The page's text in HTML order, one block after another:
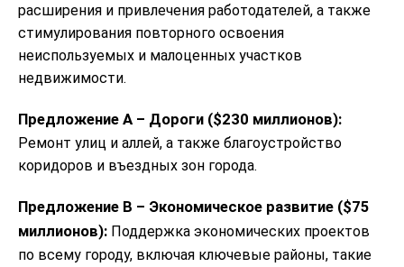
расширения и привлечения работодателей, а также
стимулирования повторного освоения
неиспользуемых и малоценных участков
недвижимости.
Предложение A – Дороги ($230 миллионов):
Ремонт улиц и аллей, а также благоустройство
коридоров и въездных зон города.
Предложение B – Экономическое развитие ($75
миллионов): Поддержка экономических проектов
по всему городу, включая ключевые районы, такие